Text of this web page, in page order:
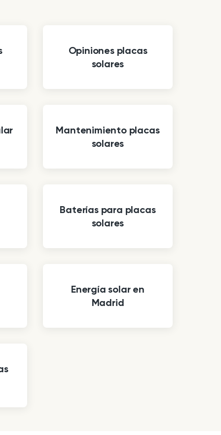
Opiniones placas
solares
Mantenimiento placas
solares
Baterías para placas
solares
Energía solar en
Madrid